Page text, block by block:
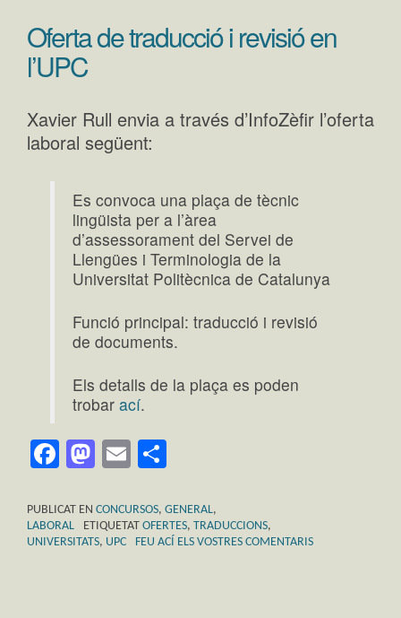
Oferta de traducció i revisió en
l’UPC
Xavier Rull envia a través d’InfoZèfir l’oferta
laboral següent:
Es convoca una plaça de tècnic
lingüista per a l’àrea
d’assessorament del Servei de
Llengües i Terminologia de la
Universitat Politècnica de Catalunya
Funció principal: traducció i revisió
de documents.
Els detalls de la plaça es poden
trobarací.
Facebook
Mastodon
Email
PUBLICAT EN CONCURSOS, GENERAL,
LABORAL
ETIQUETAT OFERTES, TRADUCCIONS,
UNIVERSITATS, UPC FEU ACÍ ELS VOSTRES COMENTARIS